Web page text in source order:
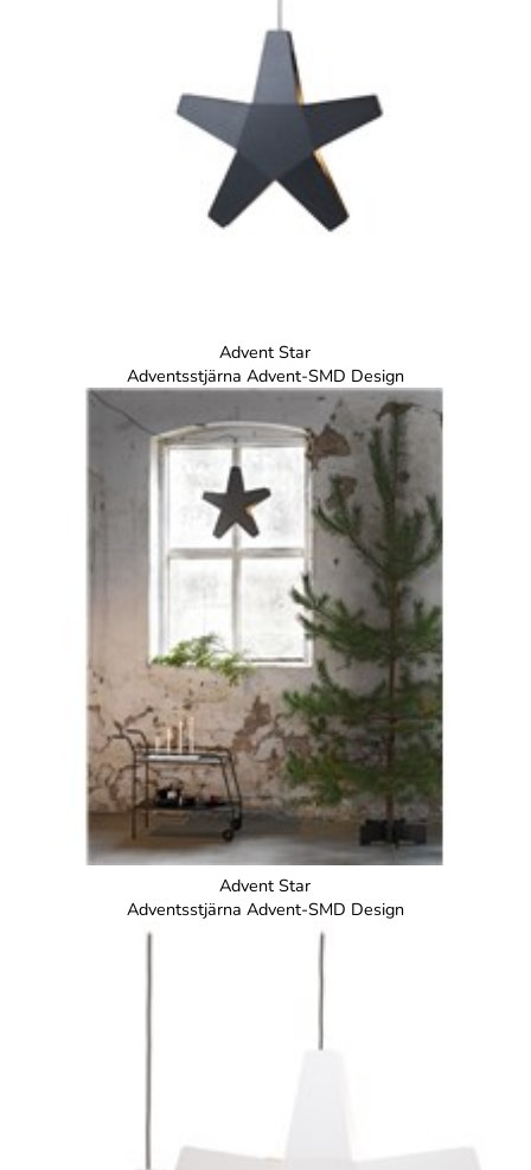
Advent Star
Adventsstjärna Advent-SMD Design
Advent Star
Adventsstjärna Advent-SMD Design